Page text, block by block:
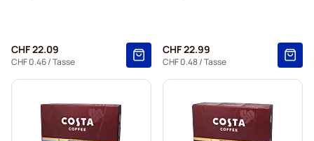
CHF 22.09
CHF 0.46/ Tasse
CHF 22.99
CHF 0.48/ Tasse